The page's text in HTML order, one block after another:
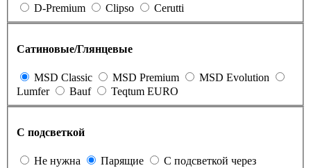
D-Premium Clipso Cerutti
Сатиновые/Глянцевые
MSD Classic MSD Premium
MSD Evolution
Lumfer
Bauf Teqtum EURO
С подсветкой
Не нужна Парящие
С подсветкой через